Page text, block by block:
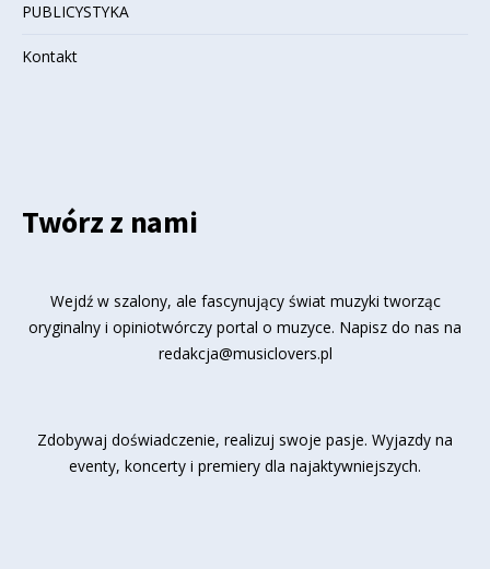
PUBLICYSTYKA
Kontakt
Twórz z nami
Wejdź w szalony, ale fascynujący świat muzyki tworząc
oryginalny i opiniotwórczy portal o muzyce. Napisz do nas na
redakcja@musiclovers.pl
Zdobywaj doświadczenie, realizuj swoje pasje. Wyjazdy na
eventy, koncerty i premiery dla najaktywniejszych.